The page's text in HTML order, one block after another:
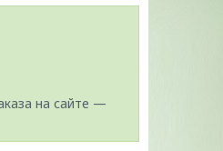
на сайте —